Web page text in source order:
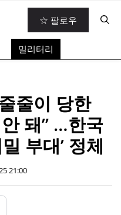
☆ 팔로우
밀리터리
줄이 당한
돼” …한국
부대’ 정체
21:00